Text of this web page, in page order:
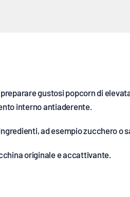
gustosi popcorn di
interno antiaderente.
ad esempio zucchero o
originale e accattivante.